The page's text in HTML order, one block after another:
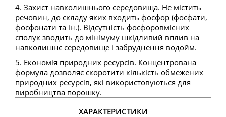
4. Захист навколишнього середовища. Не містить
речовин, до складу яких входить фосфор (фосфати,
фосфонати та ін.). Відсутність фосфоровмісних
сполук зводить до мінімуму шкідливий вплив на
навколишнє середовище і забруднення водойм.
5. Економія природних ресурсів. Концентрована
формула дозволяє скоротити кількість обмежених
природних ресурсів, які використовуються для
виробництва порошку.
ХАРАКТЕРИСТИКИ